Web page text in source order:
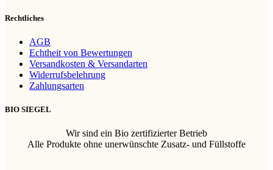
Rechtliches
AGB
Echtheit von Bewertungen
Versandkosten & Versandarten
Widerrufsbelehrung
Zahlungsarten
BIO SIEGEL
Wir sind ein Bio zertifizierter Betrieb
Alle Produkte ohne unerwünschte Zusatz- und Füllstoffe